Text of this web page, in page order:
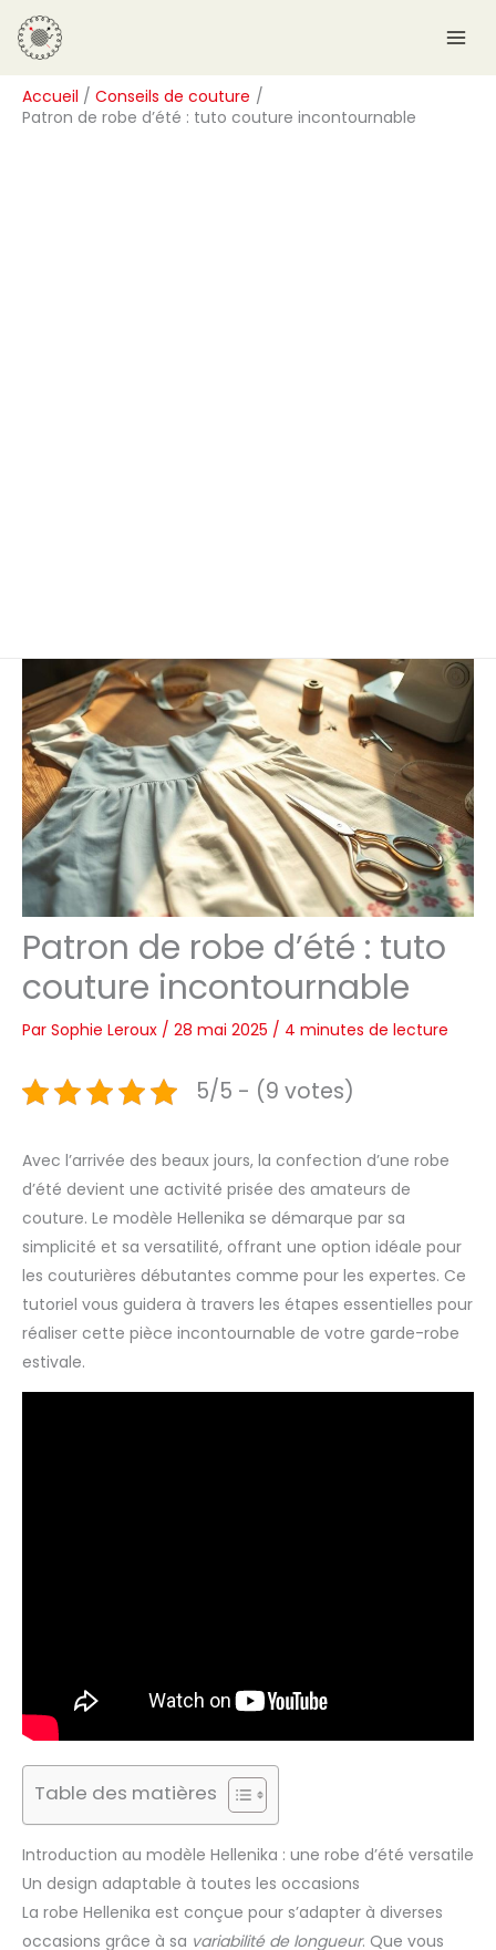
Aller
au
contenu
Accueil
Conseils de couture
Patron de robe d’été : tuto couture incontournable
Patron de robe d’été : tuto
couture incontournable
Par Sophie Leroux / 28 mai 2025 / 4 minutes de lecture
5/5 - (9 votes)
Avec l’arrivée des beaux jours, la confection d’une robe
d’été devient une activité prisée des amateurs de
couture. Le modèle Hellenika se démarque par sa
simplicité et sa versatilité, offrant une option idéale pour
les couturières débutantes comme pour les expertes. Ce
tutoriel vous guidera à travers les étapes essentielles pour
réaliser cette pièce incontournable de votre garde-robe
estivale.
Table des matières
Introduction au modèle Hellenika : une robe d’été versatile
Un design adaptable à toutes les occasions
La robe Hellenika est conçue pour s’adapter à diverses
occasions grâce à sa variabilité de longueur. Que vous
R
e
c
h